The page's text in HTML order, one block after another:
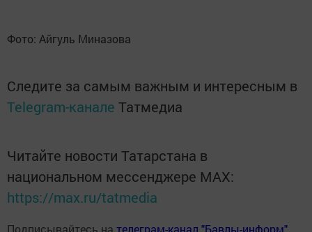
Фото: Айгуль Миназова
Следите за самым важным и интересным в
Telegram-канале Татмедиа
Читайте новости Татарстана в
национальном мессенджере MАХ:
https://max.ru/tatmedia
Подписывайтесь на телеграм-канал "Бавлы-информ"